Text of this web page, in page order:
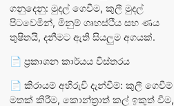
ගනුදෙනු: මුදල් ගෙවීම, කුලී මුදල්
පිටවෙමින්, මිනුම් ගෘහස්ථිය සහ ණය
තුෂිතයි, දනීමට ඇති සියලුම අගයක්.
📄 ප්‍රකාශන කාර්යය විස්තරය
📄 කිරායම් අභිරුචි දැන්වීම්: කුලී ගෙවීම්
මතක් කිරීම, කොන්ත්‍රාත් කල් ඉකුත් වීම,